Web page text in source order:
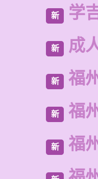
新 学
新 成
新 福
新 福
新 福